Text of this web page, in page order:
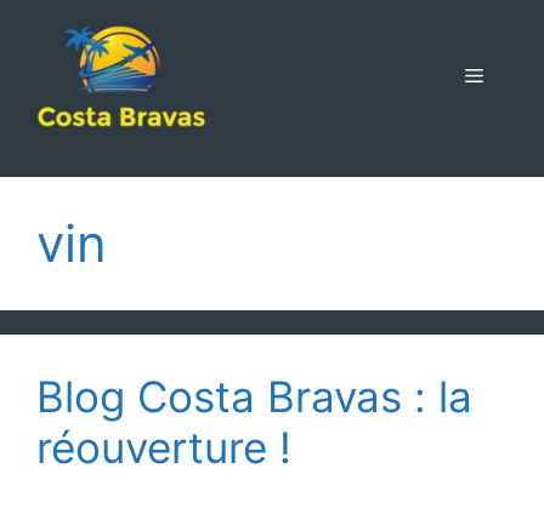
MENU
vin
Blog Costa Bravas : la
réouverture !